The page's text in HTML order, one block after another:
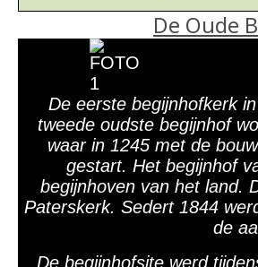
De Oude
De eerste begijnhofkerk
tweede oudste begijnhof
waar in 1245 met de
gestart. Het begijnhof
begijnhoven van het land.
Paterskerk. Sedert 1844
de
De begijnhofsite werd